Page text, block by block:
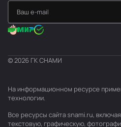
© 2026 ГК СНАМИ
На информационном ресурсе
технологии.
Все ресурсы сайта snami.ru,
текстовую, графическую,